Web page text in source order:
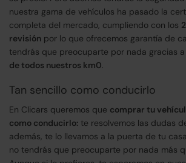
nuestra gama de vehículos ha pasado la
completa del mercado, cumpliendo con los
revisión por lo que ofrecemos garantía de
tendrás que preocuparte por nada gracias a
de todos nuestros km0.
Tan sencillo como conducirlo
En Clicars queremos que comprar tu
como conducirlo: te resolvemos las dudas
además, te lo llevamos a la puerta de tu
no tendrás que preocuparte por nada más